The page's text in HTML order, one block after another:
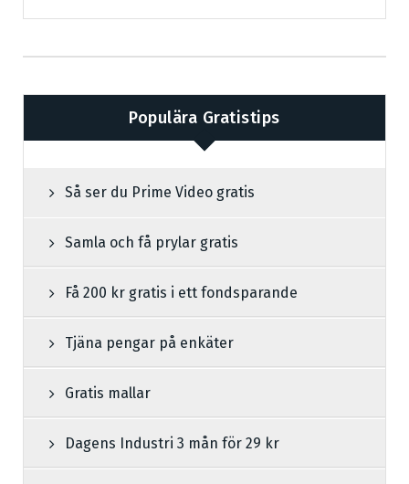
Populära Gratistips
Så ser du Prime Video gratis
Samla och få prylar gratis
Få 200 kr gratis i ett fondsparande
Tjäna pengar på enkäter
Gratis mallar
Dagens Industri 3 mån för 29 kr